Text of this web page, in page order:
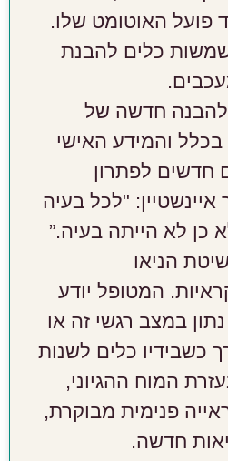
פועל האוטומט שלו.
כלים להבנת
להבנה חדשה של
והמידע האישי
חדשים לפתרון
"לכל בעיה
כן לא הייתה בעיה.”
הניאו
המטופל יודע
במצב רגשי זה או
כשבידיו כלים לשנות
המוח ההגיוני,
פנימית מבוקרת,
חדשה.